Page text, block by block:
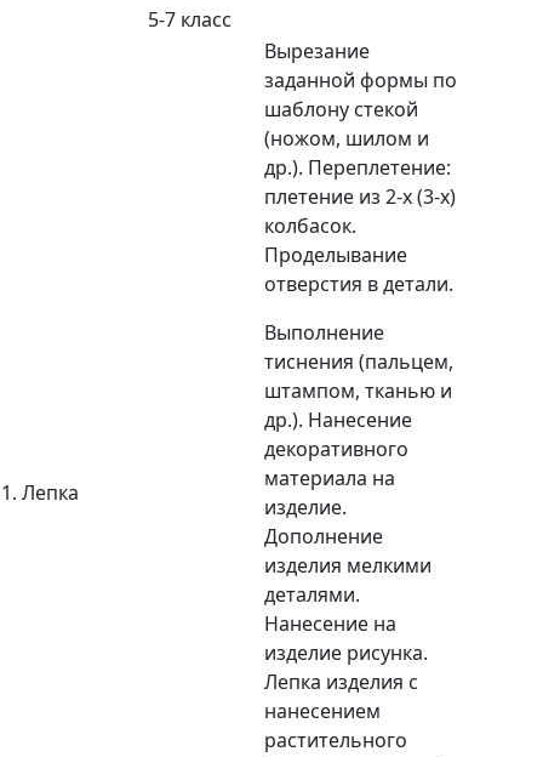
5-7 класс
1. Лепка
Вырезание
заданной формы по
шаблону стекой
(ножом, шилом и
др.). Переплетение:
плетение из 2-х (3-х)
колбасок.
Проделывание
отверстия в детали.
Выполнение
тиснения (пальцем,
штампом, тканью и
др.). Нанесение
декоративного
материала на
изделие.
Дополнение
изделия мелкими
деталями.
Нанесение на
изделие рисунка.
Лепка изделия с
нанесением
растительного